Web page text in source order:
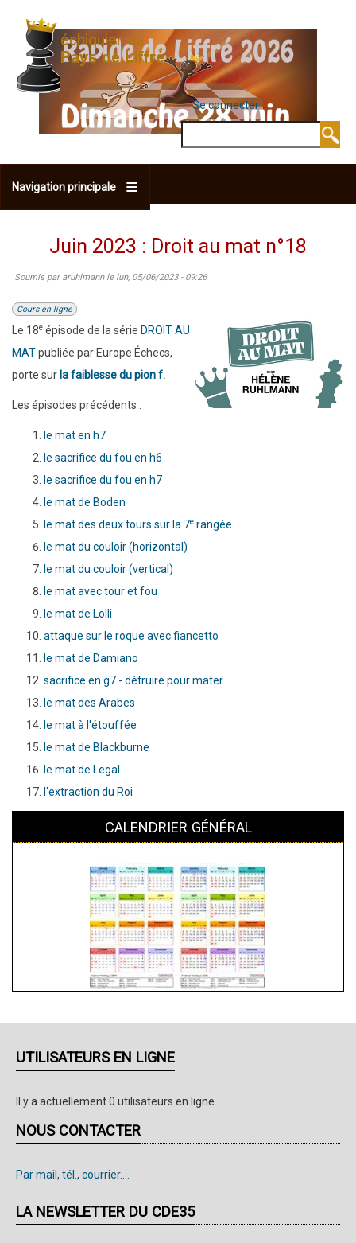
contenu
principal
MENU DU
Se connecter
Navigation principale
Juin 2023 : Droit au mat n°18
Soumis par aruhlmannle lun, 05/06/2023 - 09:26
Cours en ligne
Le 18e épisode de la série DROIT AU
MATpubliée par Europe Échecs,
porte sur la faiblesse du pion f.
Les épisodes précédents :
le mat en h7
le sacrifice du fou en h6
le sacrifice du fou en h7
le mat de Boden
le mat des deux tours sur la 7e rangée
le mat du couloir (horizontal)
le mat du couloir (vertical)
le mat avec tour et fou
le mat de Lolli
attaque sur le roque avec fiancetto
le mat de Damiano
sacrifice en g7 - détruire pour mater
le mat des Arabes
le mat à l'étouffée
le mat de Blackburne
le mat de Legal
l'extraction du Roi
CALENDRIER GÉNÉRAL
UTILISATEURS EN LIGNE
Il y a actuellement 0 utilisateurs en ligne.
NOUS CONTACTER
Par mail, tél., courrier....
LA NEWSLETTER DU CDE35